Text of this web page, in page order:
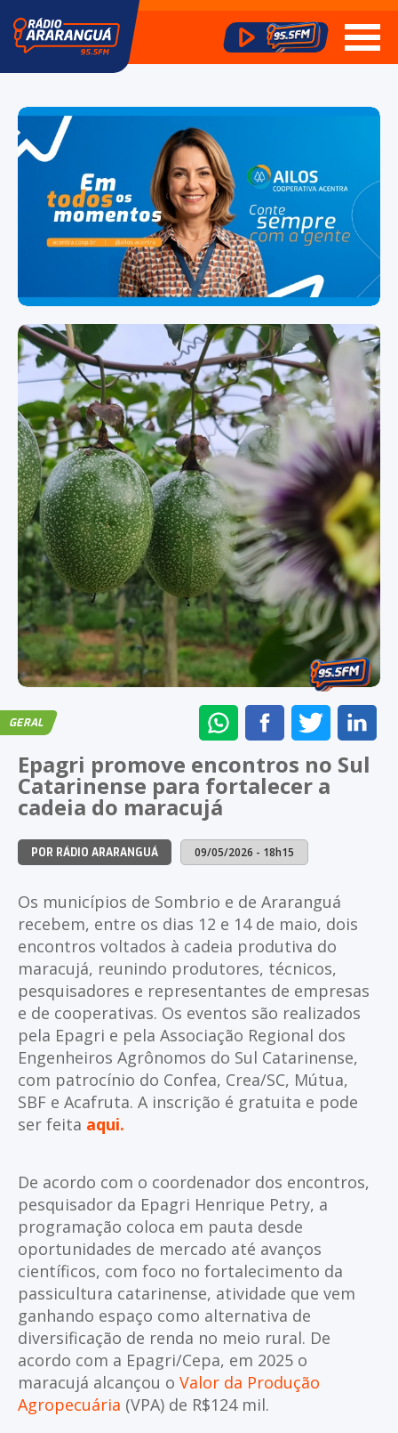
GERAL
ENVIAR
NO
WHATSAPP
COMPARTILHAR
NO
FACEBOOK
NO
TWITTER
Epagri promove encontros no Sul
Catarinense para fortalecer a
cadeia do maracujá
POR RÁDIO ARARANGUÁ 09/05/2026 - 18h15
Os municípios de Sombrio e de Araranguá
recebem, entre os dias 12 e 14 de maio, dois
encontros voltados à cadeia produtiva do
maracujá, reunindo produtores, técnicos,
pesquisadores e representantes de empresas
e de cooperativas. Os eventos são realizados
pela Epagri e pela Associação Regional dos
Engenheiros Agrônomos do Sul Catarinense,
com patrocínio do Confea, Crea/SC, Mútua,
SBF e Acafruta. A inscrição é gratuita e pode
ser feita aqui.
De acordo com o coordenador dos encontros,
pesquisador da Epagri Henrique Petry, a
programação coloca em pauta desde
oportunidades de mercado até avanços
científicos, com foco no fortalecimento da
passicultura catarinense, atividade que vem
ganhando espaço como alternativa de
diversificação de renda no meio rural. De
acordo com a Epagri/Cepa, em 2025 o
maracujá alcançou o Valor da Produção
Agropecuária (VPA) de R$124 mil.